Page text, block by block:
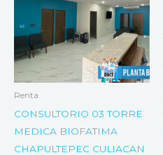
Renta
CONSULTORIO 03 TORRE
MEDICA BIOFATIMA
CHAPULTEPEC CULIACAN